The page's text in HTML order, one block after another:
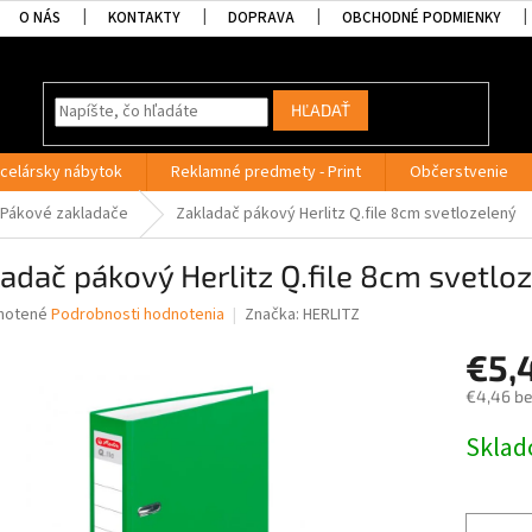
O NÁS KONTAKTY DOPRAVA OBCHODNÉ PODMIENKY
HĽADAŤ
nábytok Reklamné predmety - Print Občerstvenie
Pákové zakladače Zakladač pákový Herlitz Q.file 8cm svetlozelený
pákový Herlitz Q.file 8cm
Podrobnosti hodnotenia Značka: HERLITZ
€4,46
cena: